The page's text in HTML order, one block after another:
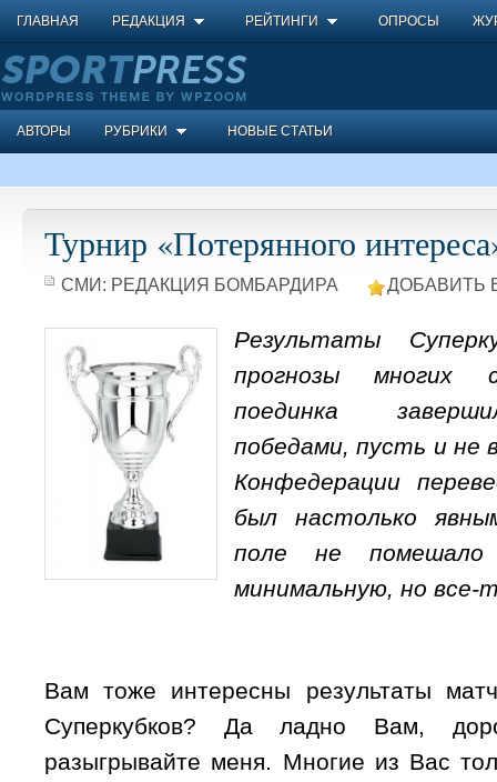
ГЛАВНАЯ РЕДАКЦИЯ РЕЙТИНГИ ОПРОСЫ
АВТОРЫ РУБРИКИ НОВЫЕ СТАТЬИ
Турнир «Потерянного
СМИ: РЕДАКЦИЯ БОМБАРДИРА ДОБАВИТЬ
Результаты
прогнозы многих
поединка
победами, пусть и не
Конфедерации
был настолько
поле не
минимальную, но все-
Вам тоже интересны результаты
Суперкубков? Да ладно Вам,
разыгрывайте меня. Многие из Вас